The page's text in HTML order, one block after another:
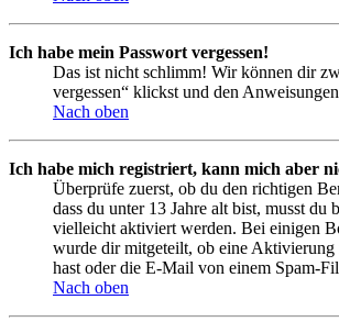
Ich habe mein Passwort vergessen!
Das ist nicht schlimm! Wir können dir
vergessen“ klickst und den
Nach oben
Ich habe mich registriert, kann mich aber
Überprüfe zuerst, ob du den richtigen
dass du unter 13 Jahre alt bist, musst
vielleicht aktiviert werden. Bei einigen
wurde dir mitgeteilt, ob eine Aktivierung
hast oder die E-Mail von einem Spam-
Nach oben